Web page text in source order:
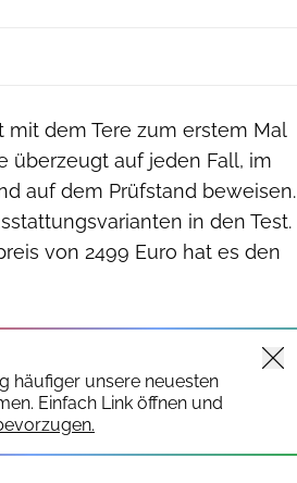
mit dem Tere zum erstem Mal
überzeugt auf jeden Fall, im
auf dem Prüfstand beweisen.
in den Test.
von 2499 Euro hat es den
häufiger unsere neuesten
Einfach Link öffnen und